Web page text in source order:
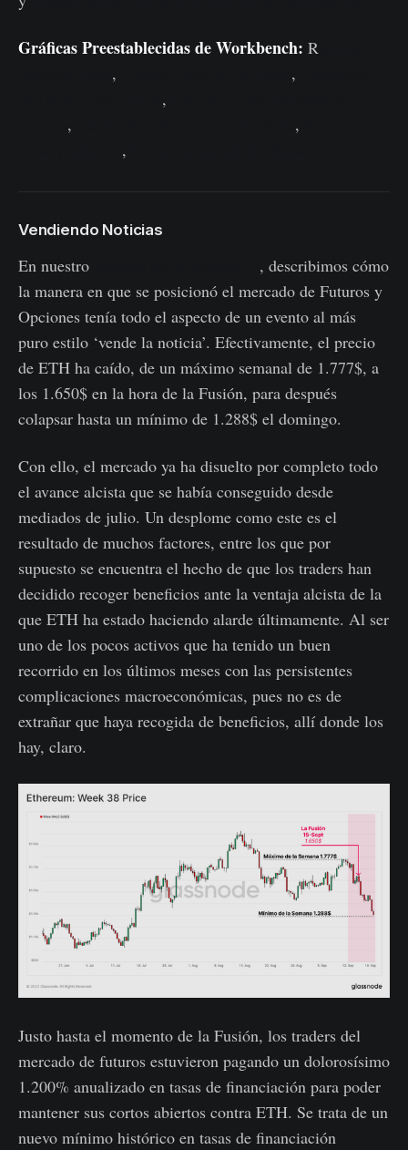
Gráficas Preestablecidas de Workbench: R
, ,
,
, ,
,
Vendiendo Noticias
En nuestro
, describimos cómo
la manera en que se posicionó el mercado de Futuros y
Opciones tenía todo el aspecto de un evento al más
puro estilo ‘vende la noticia’. Efectivamente, el precio
de ETH ha caído, de un máximo semanal de 1.777$, a
los 1.650$ en la hora de la Fusión, para después
colapsar hasta un mínimo de 1.288$ el domingo.
Con ello, el mercado ya ha disuelto por completo todo
el avance alcista que se había conseguido desde
mediados de julio. Un desplome como este es el
resultado de muchos factores, entre los que por
supuesto se encuentra el hecho de que los traders han
decidido recoger beneficios ante la ventaja alcista de la
que ETH ha estado haciendo alarde últimamente. Al ser
uno de los pocos activos que ha tenido un buen
recorrido en los últimos meses con las persistentes
complicaciones macroeconómicas, pues no es de
extrañar que haya recogida de beneficios, allí donde los
hay, claro.
Justo hasta el momento de la Fusión, los traders del
mercado de futuros estuvieron pagando un dolorosísimo
1.200% anualizado en tasas de financiación para poder
mantener sus cortos abiertos contra ETH. Se trata de un
nuevo mínimo histórico en tasas de financiación